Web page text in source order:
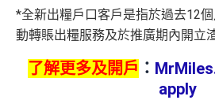
*全新出糧戶口客戶是指於過去12
動轉賬出糧服務及於推廣期內開立
了解更多及開戶 ：
apply